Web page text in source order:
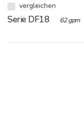
vergleichen
Serie DF18 62 gpm